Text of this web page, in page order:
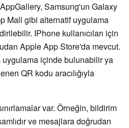
Samsung'un Galaxy
Mall gibi alternatif uygulama
IPhone kullanıcıları için
Apple App Store'da mevcut.
uygulama içinde bulunabilir ya
QR kodu aracılığıyla
var. Örneğin, bildirim
ve mesajlara doğrudan